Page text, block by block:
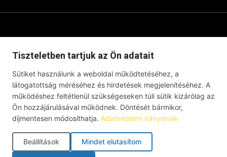
© Debrecenben Hallottam – Minden jog fenntartva – 2026 |
Impresszum
| Adatkezelési tájékoztató
Cookie-beállítások
Tiszteletben tartjuk az Ön adatait
Sütiket használunk a weboldal működtetéséhez, a
látogatottság méréséhez és hirdetések megjelenítéséhez. A
működéshez feltétlenül szükségeseken túli sütik kizárólag az
Ön hozzájárulásával működnek. Döntését bármikor,
díjmentesen módosíthatja. Adatvédelmi irányelvek
Beállítások Mindet elutasítom